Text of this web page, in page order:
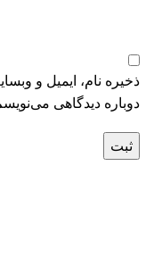
ذخیره نام، ایمیل و
دوباره دیدگاهی